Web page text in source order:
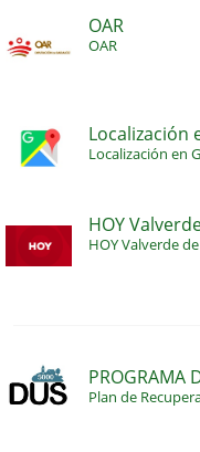
OAR
OAR
Localización
Localización en
HOY
HOY Valverde
PROGRAMA
Plan de